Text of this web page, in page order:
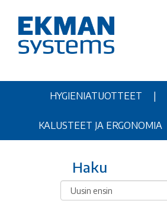
HYGIENIATUOTTEET
KALUSTEET JA ERGONOMIA
Haku